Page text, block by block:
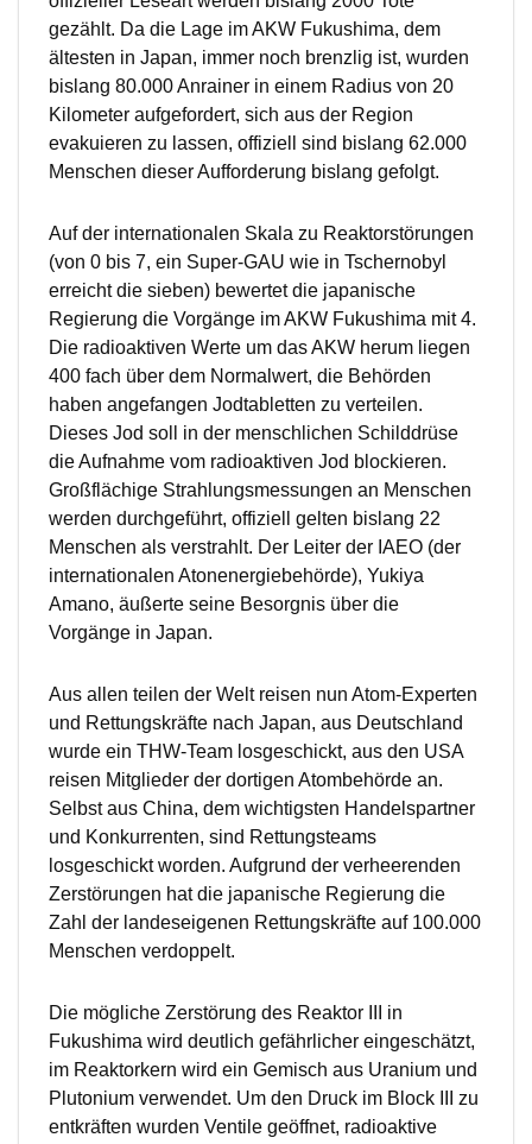
gezählt. Da die Lage im AKW Fukushima, dem
ältesten in Japan, immer noch brenzlig ist, wurden
bislang 80.000 Anrainer in einem Radius von 20
Kilometer aufgefordert, sich aus der Region
evakuieren zu lassen, offiziell sind bislang 62.000
Menschen dieser Aufforderung bislang gefolgt.
Auf der internationalen Skala zu Reaktorstörungen
(von 0 bis 7, ein Super-GAU wie in Tschernobyl
erreicht die sieben) bewertet die japanische
Regierung die Vorgänge im AKW Fukushima mit 4.
Die radioaktiven Werte um das AKW herum liegen
400 fach über dem Normalwert, die Behörden
haben angefangen Jodtabletten zu verteilen.
Dieses Jod soll in der menschlichen Schilddrüse
die Aufnahme vom radioaktiven Jod blockieren.
Großflächige Strahlungsmessungen an Menschen
werden durchgeführt, offiziell gelten bislang 22
Menschen als verstrahlt. Der Leiter der IAEO (der
internationalen Atonenergiebehörde), Yukiya
Amano, äußerte seine Besorgnis über die
Vorgänge in Japan.
Aus allen teilen der Welt reisen nun Atom-Experten
und Rettungskräfte nach Japan, aus Deutschland
wurde ein THW-Team losgeschickt, aus den USA
reisen Mitglieder der dortigen Atombehörde an.
Selbst aus China, dem wichtigsten Handelspartner
und Konkurrenten, sind Rettungsteams
losgeschickt worden. Aufgrund der verheerenden
Zerstörungen hat die japanische Regierung die
Zahl der landeseigenen Rettungskräfte auf 100.000
Menschen verdoppelt.
Die mögliche Zerstörung des Reaktor III in
Fukushima wird deutlich gefährlicher eingeschätzt,
im Reaktorkern wird ein Gemisch aus Uranium und
Plutonium verwendet. Um den Druck im Block III zu
entkräften wurden Ventile geöffnet, radioaktive